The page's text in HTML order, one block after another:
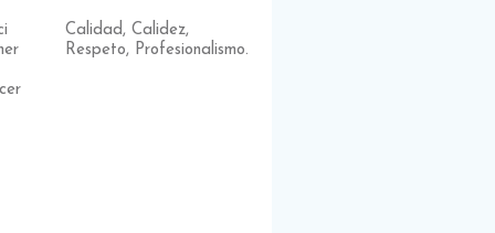
Calidad, Calidez,
Respeto, Profesionalismo.